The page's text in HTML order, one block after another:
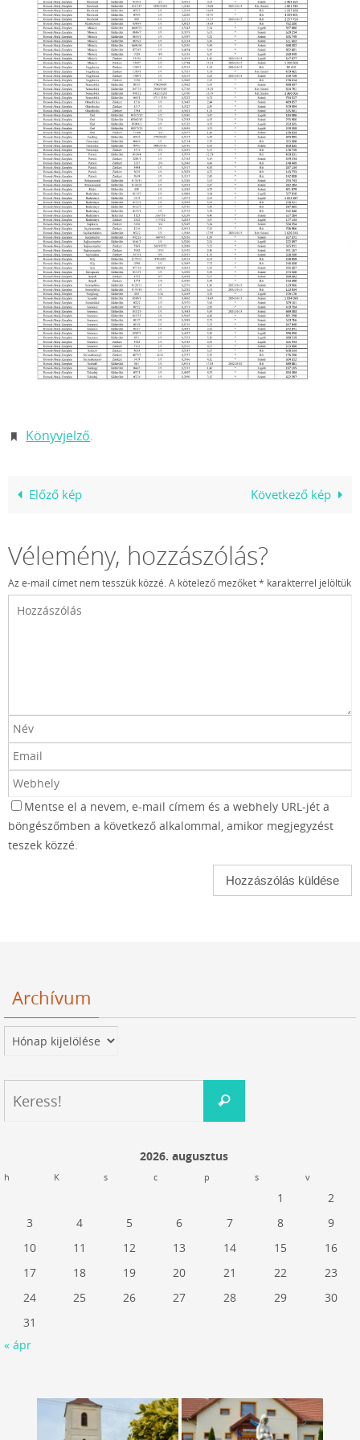
Könyvjelző.
Előző kép Következő kép
Vélemény, hozzászólás?
Az e-mail címet nem tesszük közzé.A kötelező mezőket* karakterrel jelöltük
Mentse el a nevem, e-mail címem és a webhely URL-jét a
böngészőmben a következő alkalommal, amikor megjegyzést
teszek közzé.
Archívum
Archívum
Keress!
2026. augusztus
h K s c p s v
1
2
3
4 5 6 7 8
9
10
11 12 13 14 15
16
17
18 19 20 21 22
23
24
25 26 27 28 29
30
31
« ápr